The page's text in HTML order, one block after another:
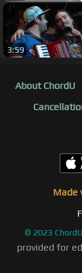
3:59
About ChordU
Made
© 2023
provided for